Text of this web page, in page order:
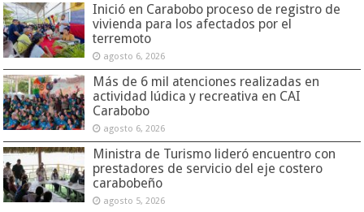
Inició en Carabobo proceso de registro de
vivienda para los afectados por el
terremoto
agosto 6, 2026
Más de 6 mil atenciones realizadas en
actividad lúdica y recreativa en CAI
Carabobo
agosto 6, 2026
Ministra de Turismo lideró encuentro con
prestadores de servicio del eje costero
carabobeño
agosto 5, 2026